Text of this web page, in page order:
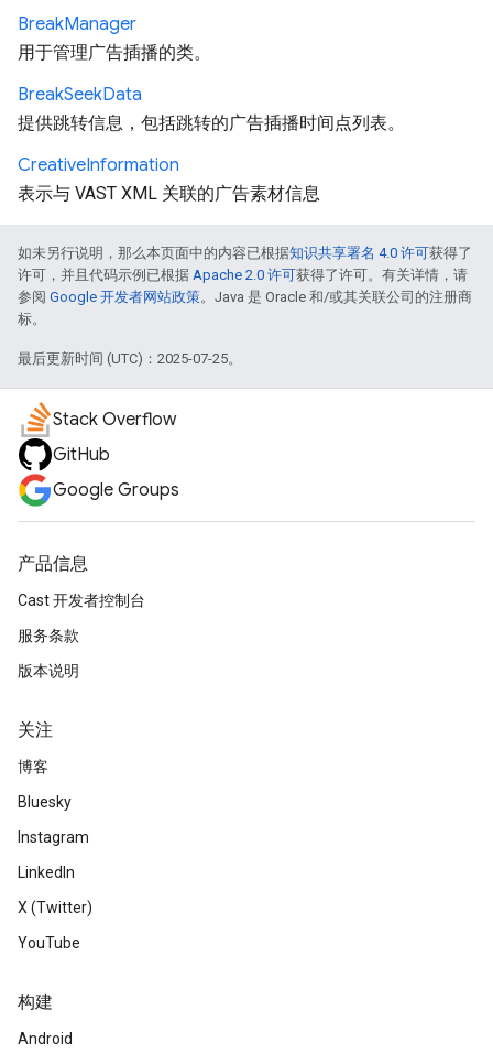
BreakManager
用于管理广告插播的类。
BreakSeekData
提供跳转信息，包括跳转的广告插播时间点列表。
CreativeInformation
表示与 VAST XML 关联的广告素材信息
如未另行说明，那么本页面中的内容已根据知识共享署名 4.0 许可获得了
许可，并且代码示例已根据 Apache 2.0 许可获得了许可。有关详情，请
参阅 Google 开发者网站政策。Java 是 Oracle 和/或其关联公司的注册商
标。
最后更新时间 (UTC)：2025-07-25。
Stack Overflow
GitHub
Google Groups
产品信息
Cast 开发者控制台
服务条款
版本说明
关注
博客
Bluesky
Instagram
LinkedIn
X (Twitter)
YouTube
构建
Android